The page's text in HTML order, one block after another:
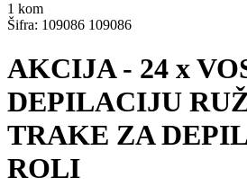
1 kom
Šifra: 109086 109086
AKCIJA - 24 x
DEPILACIJU
TRAKE ZA
ROLI